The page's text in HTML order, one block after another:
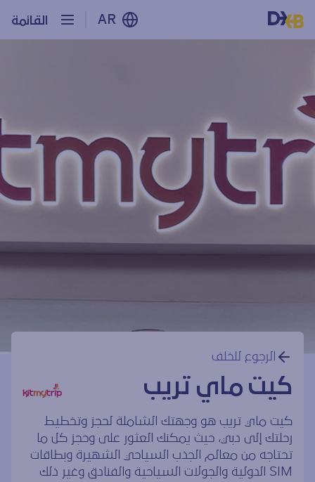
القائمة AR
الرجوع للخلف
كيت ماي تريب
كيت ماي تريب هو وجهتك الشاملة لحجز وتخطيط
رحلتك إلى دبي، حيث يمكنك العثور على وحجز كل ما
تحتاجه من معالم الجذب السياحي الشهيرة وبطاقات
SIM الدولية والجولات السياحية والفنادق وغير ذلك